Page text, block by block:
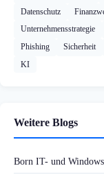
Datenschutz
Unternehmensstrategie
Phishing
Sicherheit
KI
Weitere Blogs
Born IT- und